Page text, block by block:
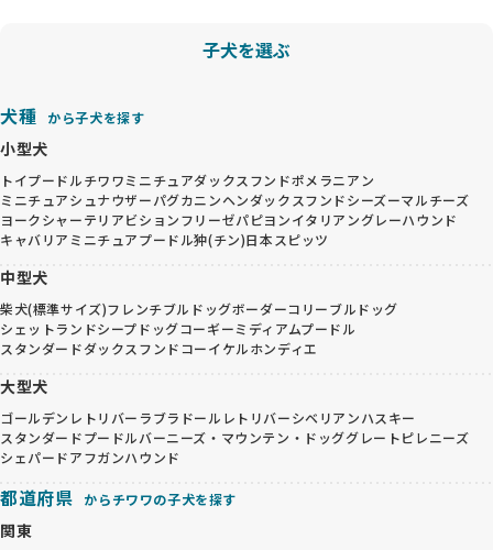
子犬を選ぶ
犬種 から子犬を探す
小型犬
トイプードルチワワミニチュアダックスフンドポメラニアン
ミニチュアシュナウザーパグカニンヘンダックスフンドシーズーマルチーズ
ヨークシャーテリアビションフリーゼパピヨンイタリアングレーハウンド
キャバリア ミニチュアプードル狆(チン)日本スピッツ
中型犬
柴犬(標準サイズ)フレンチブルドッグボーダーコリーブルドッグ
シェットランドシープドッグコーギーミディアムプードル
スタンダードダックスフンドコーイケルホンディエ
大型犬
ゴールデンレトリバー ラブラドールレトリバーシベリアンハスキー
スタンダードプードルバーニーズ・マウンテン・ドッググレートピレニーズ
シェパードアフガンハウンド
都道府県 からチワワの子犬を探す
関東